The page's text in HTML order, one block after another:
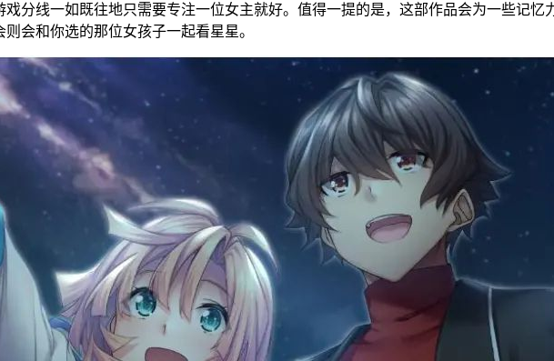
分线一如既往地只需要专注一位女主就好。值得一提的是，这部作品会为一些记
会和你选的那位女孩子一起看星星。